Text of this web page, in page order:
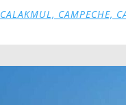
CALAKMUL, CAMPECHE,